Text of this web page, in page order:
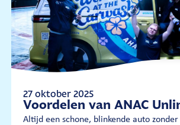
27 oktober 2025
Voordelen van ANAC
Altijd een schone, blinkende auto